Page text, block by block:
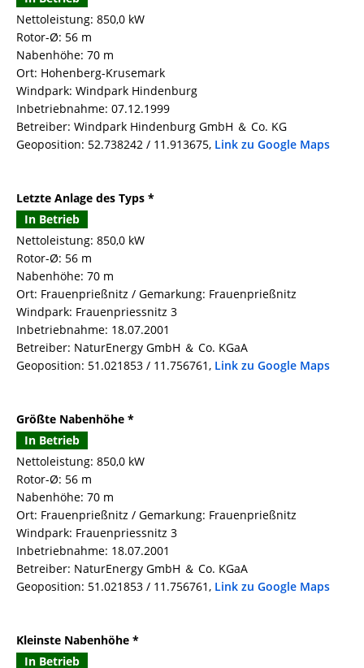
Nettoleistung: 850,0 kW
Rotor-Ø: 56 m
Nabenhöhe: 70 m
Ort: Hohenberg-Krusemark
Windpark: Windpark Hindenburg
Inbetriebnahme: 07.12.1999
Betreiber: Windpark Hindenburg GmbH ＆ Co. KG
Geoposition: 52.738242 / 11.913675, Link zu Google Maps
Letzte Anlage des Typs *
In Betrieb
Nettoleistung: 850,0 kW
Rotor-Ø: 56 m
Nabenhöhe: 70 m
Ort: Frauenprießnitz / Gemarkung: Frauenprießnitz
Windpark: Frauenpriessnitz 3
Inbetriebnahme: 18.07.2001
Betreiber: NaturEnergy GmbH ＆ Co. KGaA
Geoposition: 51.021853 / 11.756761, Link zu Google Maps
Größte Nabenhöhe *
In Betrieb
Nettoleistung: 850,0 kW
Rotor-Ø: 56 m
Nabenhöhe: 70 m
Ort: Frauenprießnitz / Gemarkung: Frauenprießnitz
Windpark: Frauenpriessnitz 3
Inbetriebnahme: 18.07.2001
Betreiber: NaturEnergy GmbH ＆ Co. KGaA
Geoposition: 51.021853 / 11.756761, Link zu Google Maps
Kleinste Nabenhöhe *
In Betrieb